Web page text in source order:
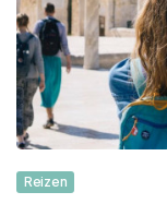
Reizen